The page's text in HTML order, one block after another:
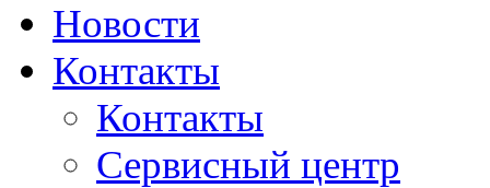
Новости
Контакты
Контакты
Сервисный центр